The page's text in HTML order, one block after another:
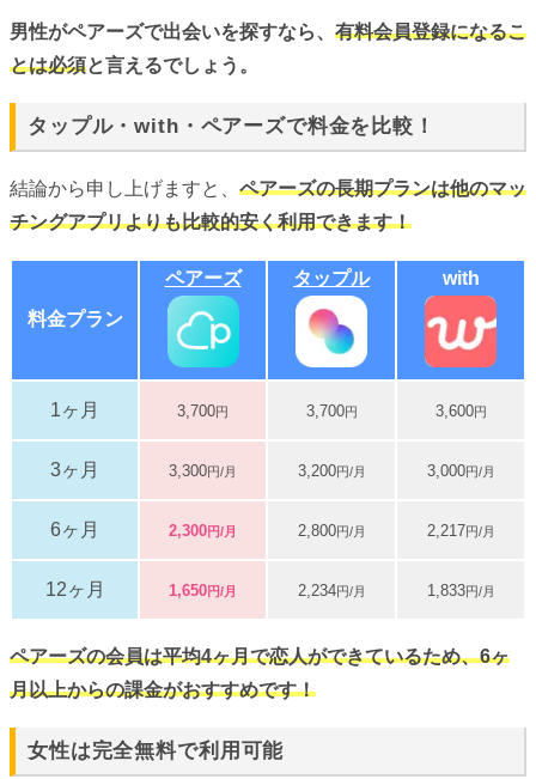
男性がペアーズで出会いを探すなら、 有料会員登録になるこ
とは必須と言えるでしょう。
タップル・with・ペアーズで料金を比較！
結論から申し上げますと、 ペアーズの長期プランは他のマッ
チングアプリよりも比較的安く利用できます！
料金プラン
ペアーズ タップル with
1ヶ月 3,700円 3,700円 3,600円
3ヶ月 3,300円/月 3,200円/月 3,000円/月
6ヶ月 2,300円/月 2,800円/月 2,217 円/月
12ヶ月 1,650円/月 2,234円/月 1,833円/月
ペアーズの会員は平均4ヶ月で恋人ができているため、6ヶ
月以上からの課金がおすすめです！
女性は完全無料で利用可能